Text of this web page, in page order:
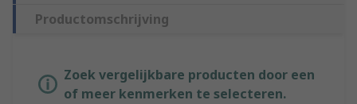
Productomschrijving
Zoek vergelijkbare producten door een
of meer kenmerken te selecteren.